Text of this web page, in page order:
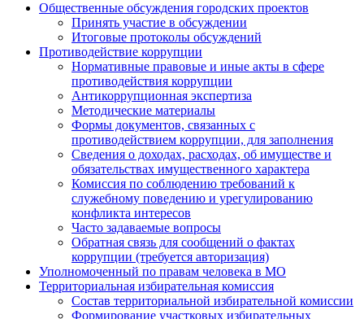
Общественные обсуждения городских проектов
Принять участие в обсуждении
Итоговые протоколы обсуждений
Противодействие коррупции
Нормативные правовые и иные акты в сфере
противодействия коррупции
Антикоррупционная экспертиза
Методические материалы
Формы документов, связанных с
противодействием коррупции, для заполнения
Сведения о доходах, расходах, об имуществе и
обязательствах имущественного характера
Комиссия по соблюдению требований к
служебному поведению и урегулированию
конфликта интересов
Часто задаваемые вопросы
Обратная связь для сообщений о фактах
коррупции (требуется авторизация)
Уполномоченный по правам человека в МО
Территориальная избирательная комиссия
Состав территориальной избирательной комиссии
Формирование участковых избирательных